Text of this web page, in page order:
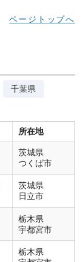
ページトップへ
千葉県
所在地
茨城県
つくば市
茨城県
日立市
栃木県
宇都宮市
栃木県